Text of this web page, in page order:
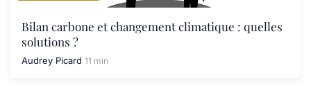
Bilan carbone et changement climatique : quelles
solutions ?
Audrey Picard 11 min